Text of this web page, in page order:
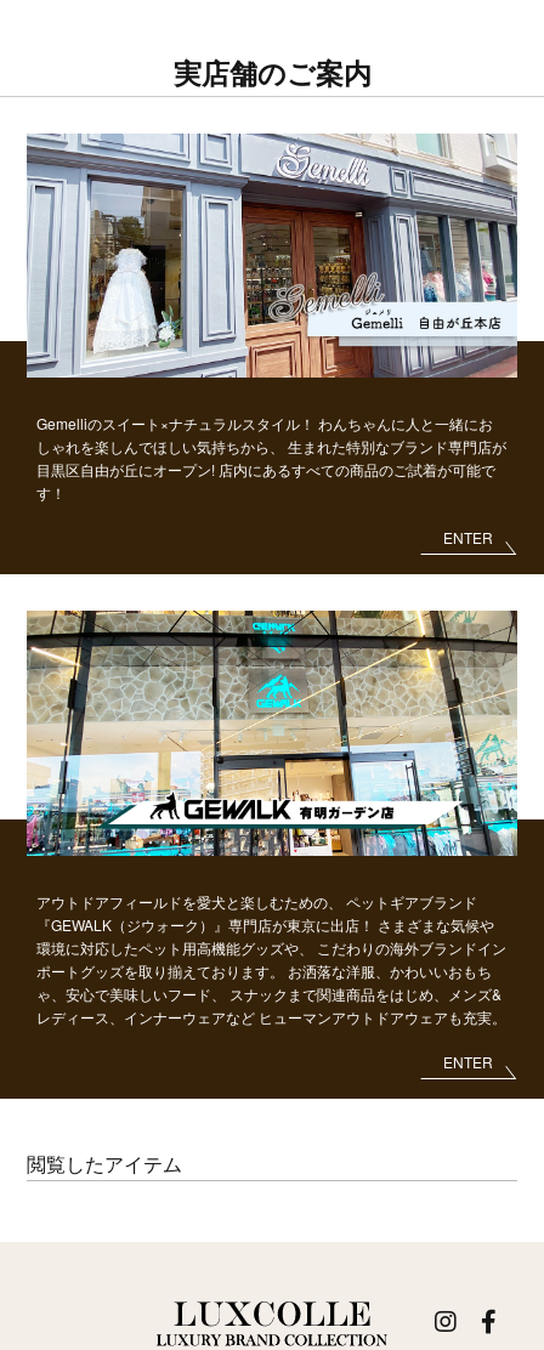
実店舗のご案内
Gemelliのスイート×ナチュラルスタイル！ わんちゃんに人と一緒にお
しゃれを楽しんでほしい気持ちから、
生まれた特別なブランド専門店が
目黒区自由が丘にオープン! 店内にあるすべての商品のご試着が可能で
す！
ENTER
アウトドアフィールドを愛犬と楽しむための、
ペットギアブランド
『GEWALK（ジウォーク）』専門店が東京に出店！ さまざまな気候や
環境に対応したペット用高機能グッズや、
こだわりの海外ブランドイン
ポートグッズを取り揃えております。
お洒落な洋服、かわいいおもち
ゃ、安心で美味しいフード、
スナックまで関連商品をはじめ、メンズ&
レディース、インナーウェアなど ヒューマンアウトドアウェアも充実。
ENTER
閲覧したアイテム